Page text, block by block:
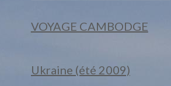
VOYAGE CAMBODGE
Ukraine (été 2009)